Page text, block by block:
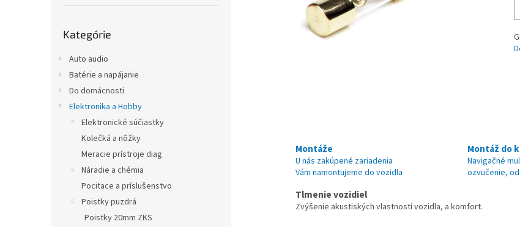
kategórie
Kategórie
Auto audio
Batérie a napájanie
Do domácnosti
Elektronika a Hobby
Elektronické súčiastky
Kolečká a nôžky
Meracie prístroje diag
Náradie a chémia
Pocitace a príslušenstvo
Poistky puzdrá
Poistky 20mm ZKS
Montáže
U nás zakúpené zariadenia
Vám namontujeme do vozidla
Montáž do
Navigačné
ozvučenie,
Tlmenie vozidiel
Zvýšenie akustiských vlastností vozidla, a komfort.